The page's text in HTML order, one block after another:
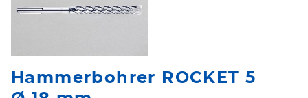
Hammerbohrer ROCKET 5